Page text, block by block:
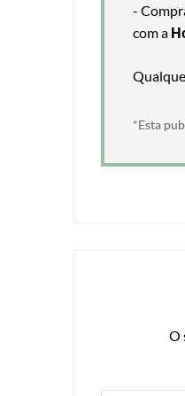
-
com a
*Esta
O